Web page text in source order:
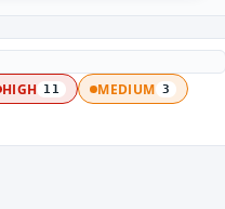
HIGH 11 MEDIUM 3